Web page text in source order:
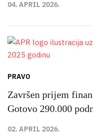
04. APRIL 2026.
PRAVO
Završen prijem
Gotovo 290.000
02. APRIL 2026.